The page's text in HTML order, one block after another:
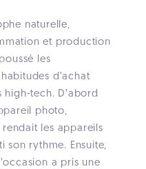
naturelle,
et production
les
d’achat
tech. D’abord
photo,
les appareils
son rythme. Ensuite,
a pris une